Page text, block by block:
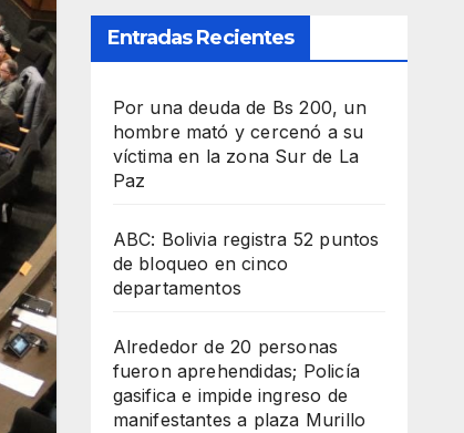
Entradas Recientes
Por una deuda de Bs 200, un
hombre mató y cercenó a su
víctima en la zona Sur de La
Paz
ABC: Bolivia registra 52 puntos
de bloqueo en cinco
departamentos
Alrededor de 20 personas
fueron aprehendidas; Policía
gasifica e impide ingreso de
manifestantes a plaza Murillo